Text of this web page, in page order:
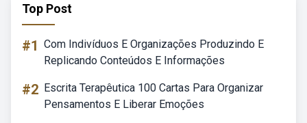
Top Post
#1 Com Indivíduos E Organizações Produzindo E
Replicando Conteúdos E Informações
#2 Escrita Terapêutica 100 Cartas Para Organizar
Pensamentos E Liberar Emoções